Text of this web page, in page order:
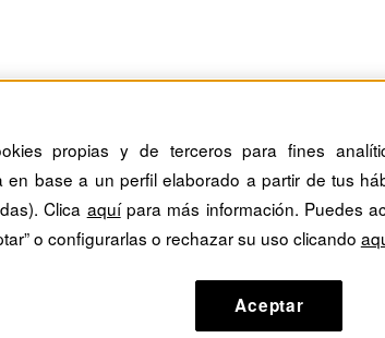
propias y de terceros para fines
en base a un perfil elaborado a partir de tus
Clica aquípara más información. Puedes
o configurarlas o rechazar su uso clicando
Aceptar